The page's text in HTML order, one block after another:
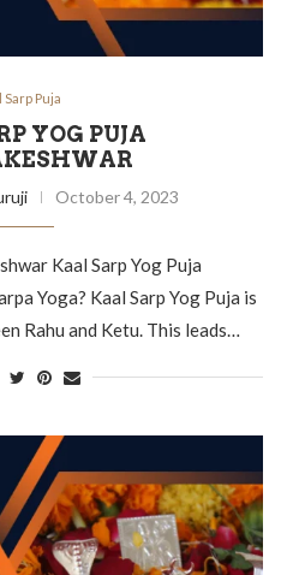
Sarp Puja
YOG PUJA
October 4, 2023
Kaal Sarp Yog Puja
Yoga? Kaal Sarp Yog Puja is
Rahu and Ketu. This leads…